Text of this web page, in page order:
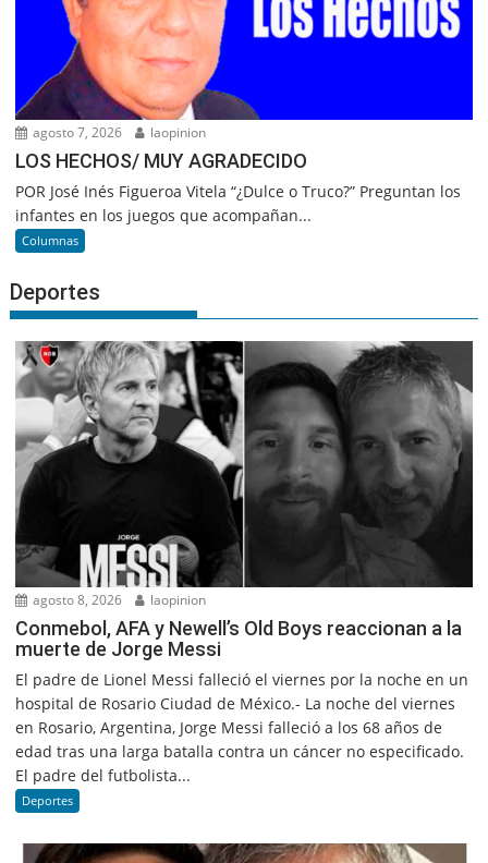
agosto 7, 2026 laopinion
LOS HECHOS/ MUY AGRADECIDO
POR José Inés Figueroa Vitela “¿Dulce o Truco?” Preguntan los
infantes en los juegos que acompañan...
Columnas
Deportes
agosto 8, 2026 laopinion
Conmebol, AFA y Newell’s Old Boys reaccionan a la
muerte de Jorge Messi
El padre de Lionel Messi falleció el viernes por la noche en un
hospital de Rosario Ciudad de México.- La noche del viernes
en Rosario, Argentina, Jorge Messi falleció a los 68 años de
edad tras una larga batalla contra un cáncer no especificado.
El padre del futbolista...
Deportes